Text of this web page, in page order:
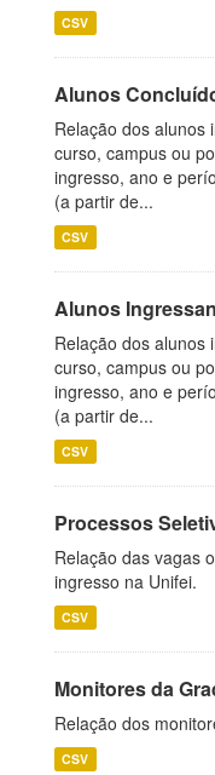
CSV
Alunos
Relação dos alunos
curso, campus ou
ingresso, ano e
(a partir de...
CSV
Alunos
Relação dos alunos
curso, campus ou
ingresso, ano e
(a partir de...
CSV
Processos
Relação das vagas
ingresso na Unifei.
CSV
Monitores da
Relação dos
CSV